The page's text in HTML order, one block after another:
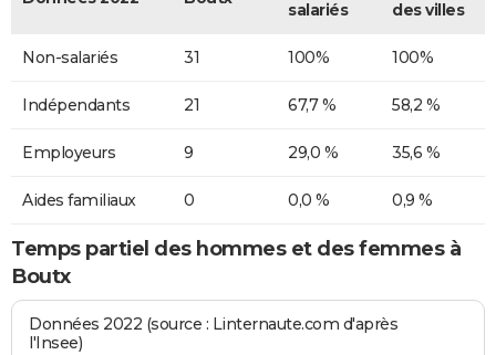
salariés des villes
Non-salariés 31 100% 100%
Indépendants 21 67,7 % 58,2 %
Employeurs 9 29,0 % 35,6 %
Aides familiaux 0 0,0 % 0,9 %
Temps partiel des hommes et des femmes à
Boutx
Données 2022 (source : Linternaute.com d'après
l'Insee)